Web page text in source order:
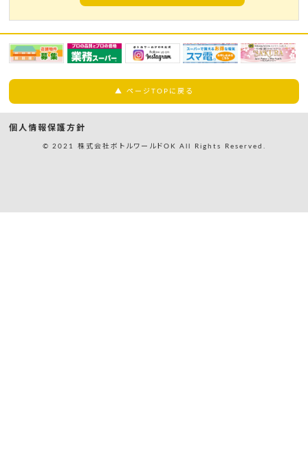
▲ ページTOPに戻る
個人情報保護方針
© 2021 株式会社ボトルワールドOK All Rights Reserved.